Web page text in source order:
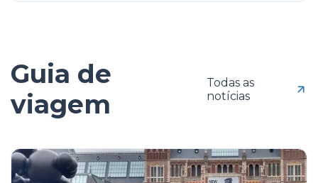
Guia de
viagem
Todas as
notícias